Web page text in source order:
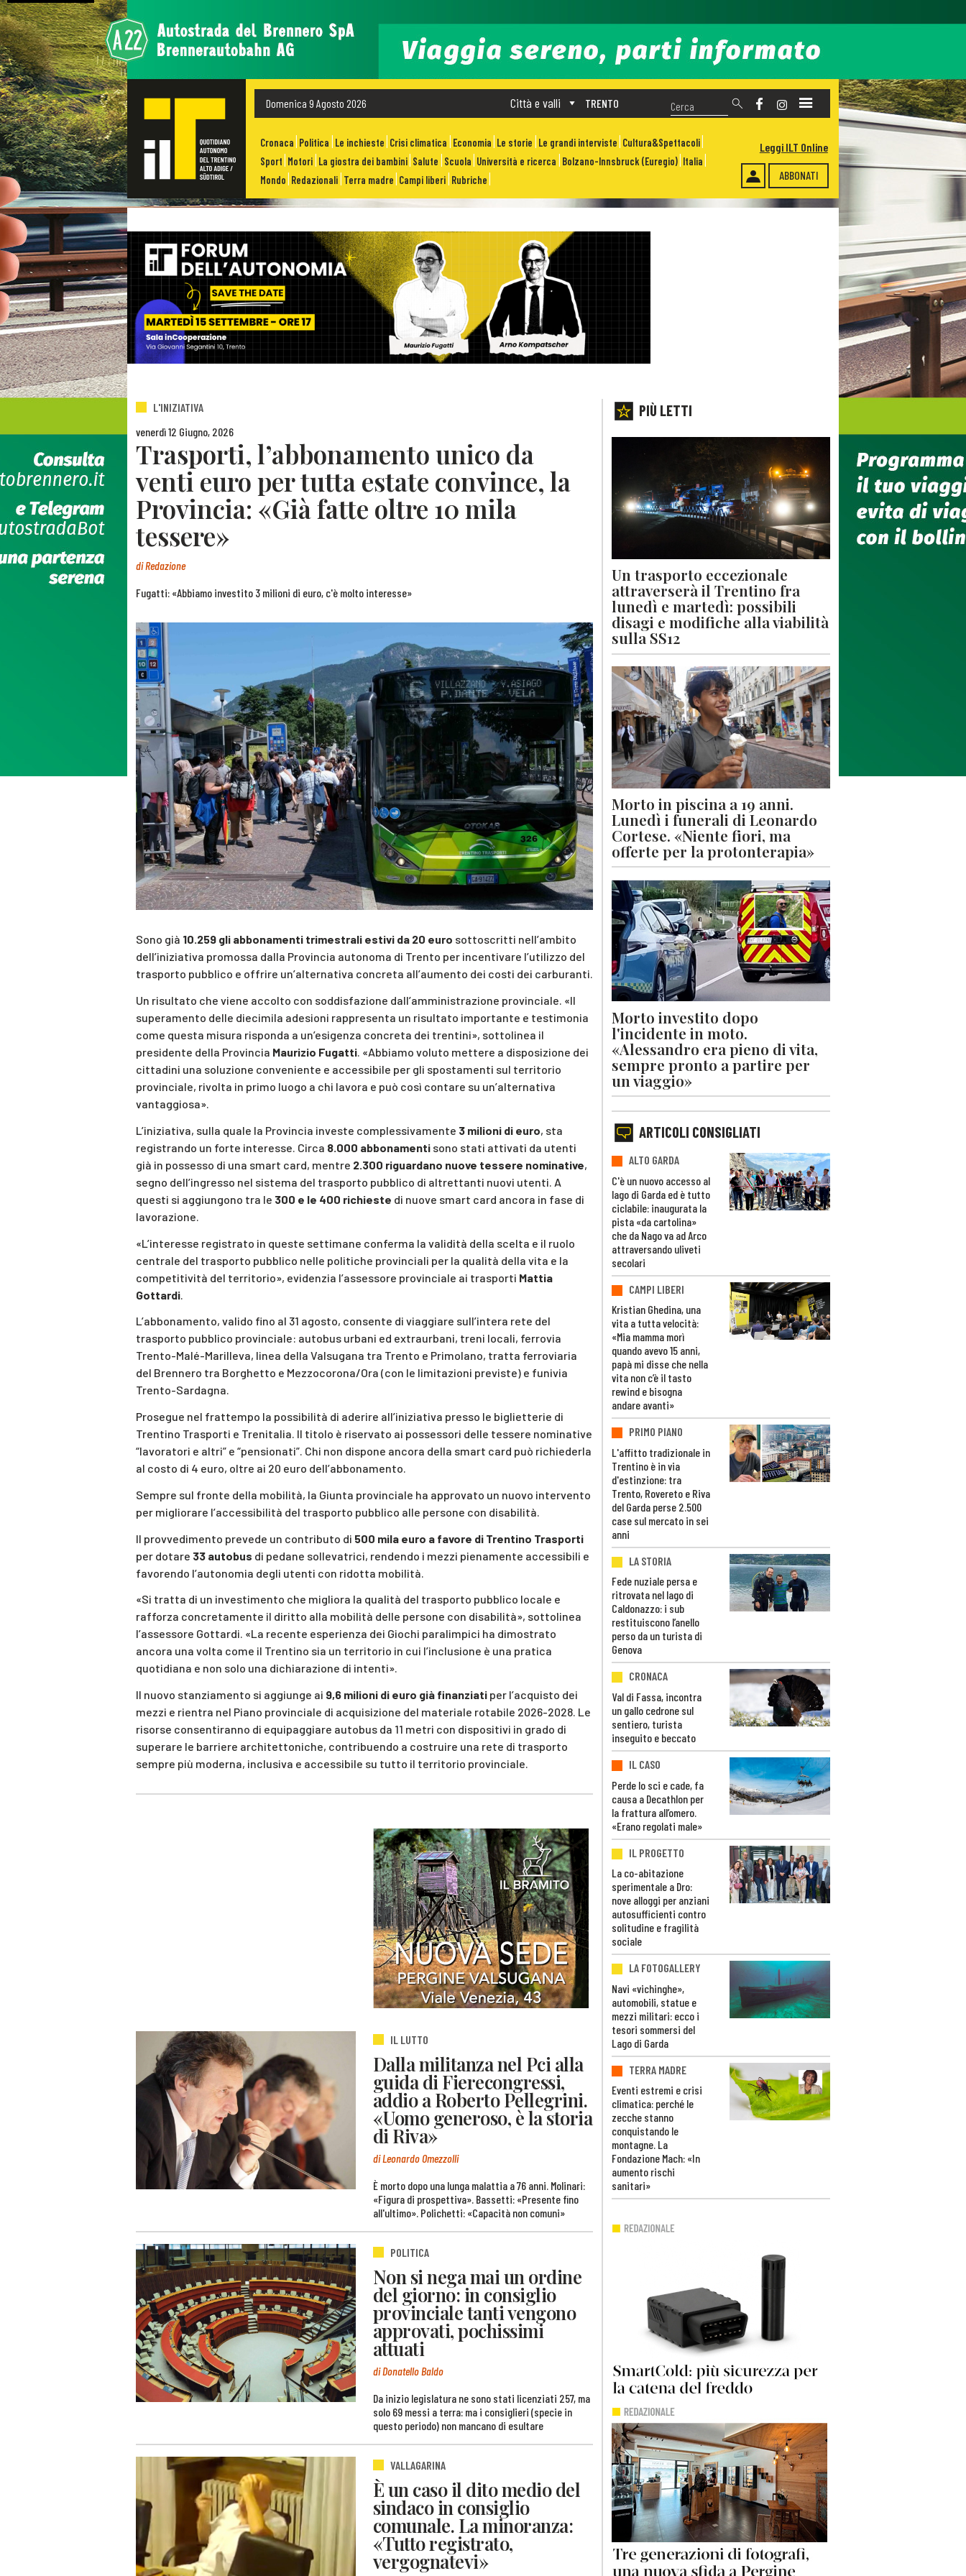
Domenica 9 Agosto 2026 TRENTO
Città e valli
Cronaca Politica Le inchieste Crisi climatica Economia Le storie Le grandi interviste Cultura&Spettacoli
Sport Motori La giostra dei bambini Salute Scuola Università e ricerca Bolzano-Innsbruck (Euregio) Italia
Mondo Redazionali Terra madre Campi liberi Rubriche ABBONATI
Leggi ILT Online
L'INIZIATIVA
venerdì 12 Giugno, 2026
Trasporti, l’abbonamento unico da
venti euro per tutta estate convince, la
Provincia: «Già fatte oltre 10 mila
tessere»
diRedazione
Fugatti: «Abbiamo investito 3 milioni di euro, c'è molto interesse»
Sono già 10.259 gli abbonamenti trimestrali estivi da 20 euro sottoscritti nell’ambito
dell’iniziativa promossa dalla Provincia autonoma di Trento per incentivare l’utilizzo del
trasporto pubblico e offrire un’alternativa concreta all’aumento dei costi dei carburanti.
Un risultato che viene accolto con soddisfazione dall’amministrazione provinciale. «Il
superamento delle diecimila adesioni rappresenta un risultato importante e testimonia
come questa misura risponda a un’esigenza concreta dei trentini», sottolinea il
presidente della Provincia Maurizio Fugatti. «Abbiamo voluto mettere a disposizione dei
cittadini una soluzione conveniente e accessibile per gli spostamenti sul territorio
provinciale, rivolta in primo luogo a chi lavora e può così contare su un’alternativa
vantaggiosa».
L’iniziativa, sulla quale la Provincia investe complessivamente 3 milioni di euro, sta
registrando un forte interesse. Circa 8.000 abbonamenti sono stati attivati da utenti
già in possesso di una smart card, mentre 2.300 riguardano nuove tessere nominative,
segno dell’ingresso nel sistema del trasporto pubblico di altrettanti nuovi utenti. A
questi si aggiungono tra le 300 e le 400 richieste di nuove smart card ancora in fase di
lavorazione.
«L’interesse registrato in queste settimane conferma la validità della scelta e il ruolo
centrale del trasporto pubblico nelle politiche provinciali per la qualità della vita e la
competitività del territorio», evidenzia l’assessore provinciale ai trasporti Mattia
Gottardi
L’abbonamento, valido fino al 31 agosto, consente di viaggiare sull’intera rete del
trasporto pubblico provinciale: autobus urbani ed extraurbani, treni locali, ferrovia
Trento-Malé-Marilleva, linea della Valsugana tra Trento e Primolano, tratta ferroviaria
del Brennero tra Borghetto e Mezzocorona/Ora (con le limitazioni previste) e funivia
Trento-Sardagna.
Prosegue nel frattempo la possibilità di aderire all’iniziativa presso le biglietterie di
Trentino Trasporti e Trenitalia. Il titolo è riservato ai possessori delle tessere nominative
“lavoratori e altri” e “pensionati”. Chi non dispone ancora della smart card può richiederla
al costo di 4 euro, oltre ai 20 euro dell’abbonamento.
Sempre sul fronte della mobilità, la Giunta provinciale ha approvato un nuovo intervento
per migliorare l’accessibilità del trasporto pubblico alle persone con disabilità.
Il provvedimento prevede un contributo di 500 mila euro a favore di Trentino Trasporti
per dotare 33 autobus di pedane sollevatrici, rendendo i mezzi pienamente accessibili e
favorendo l’autonomia degli utenti con ridotta mobilità.
«Si tratta di un investimento che migliora la qualità del trasporto pubblico locale e
rafforza concretamente il diritto alla mobilità delle persone con disabilità», sottolinea
l’assessore Gottardi. «La recente esperienza dei Giochi paralimpici ha dimostrato
ancora una volta come il Trentino sia un territorio in cui l’inclusione è una pratica
quotidiana e non solo una dichiarazione di intenti».
Il nuovo stanziamento si aggiunge ai 9,6 milioni di euro già finanziati per l’acquisto dei
mezzi e rientra nel Piano provinciale di acquisizione del materiale rotabile 2026-2028. Le
risorse consentiranno di equipaggiare autobus da 11 metri con dispositivi in grado di
superare le barriere architettoniche, contribuendo a costruire una rete di trasporto
sempre più moderna, inclusiva e accessibile su tutto il territorio provinciale.
IL LUTTO
Dalla militanza nel Pci alla
guida di Fierecongressi,
addio a Roberto Pellegrini.
«Uomo generoso, è la storia
di Riva»
di Leonardo Omezzolli
È morto dopo una lunga malattia a 76 anni. Molinari:
«Figura di prospettiva». Bassetti: «Presente fino
all'ultimo». Polichetti: «Capacità non comuni»
POLITICA
Non si nega mai un ordine
del giorno: in consiglio
provinciale tanti vengono
approvati, pochissimi
attuati
di Donatello Baldo
Da inizio legislatura ne sono stati licenziati 257, ma
solo 69 messi a terra: ma i consiglieri (specie in
questo periodo) non mancano di esultare
VALLAGARINA
È un caso il dito medio del
sindaco in consiglio
comunale. La minoranza:
«Tutto registrato,
vergognatevi»
PIÙ LETTI
Un trasporto eccezionale
attraverserà il Trentino fra
lunedì e martedì: possibili
disagi e modifiche alla viabilità
sulla SS12
Morto in piscina a 19 anni.
Lunedì i funerali di Leonardo
Cortese. «Niente fiori, ma
offerte per la protonterapia»
Morto investito dopo
l'incidente in moto.
«Alessandro era pieno di vita,
sempre pronto a partire per
un viaggio»
ARTICOLI CONSIGLIATI
ALTO GARDA
C'è un nuovo accesso al
lago di Garda ed è tutto
ciclabile: inaugurata la
pista «da cartolina»
che da Nago va ad Arco
attraversando uliveti
secolari
CAMPI LIBERI
Kristian Ghedina, una
vita a tutta velocità:
«Mia mamma morì
quando avevo 15 anni,
papà mi disse che nella
vita non c’è il tasto
rewind e bisogna
andare avanti»
PRIMO PIANO
L'affitto tradizionale in
Trentino è in via
d'estinzione: tra
Trento, Rovereto e Riva
del Garda perse 2.500
case sul mercato in sei
anni
LA STORIA
Fede nuziale persa e
ritrovata nel lago di
Caldonazzo: i sub
restituiscono l’anello
perso da un turista di
Genova
CRONACA
Val di Fassa, incontra
un gallo cedrone sul
sentiero, turista
inseguito e beccato
IL CASO
Perde lo sci e cade, fa
causa a Decathlon per
la frattura all’omero.
«Erano regolati male»
IL PROGETTO
La co-abitazione
sperimentale a Dro:
nove alloggi per anziani
autosufficienti contro
solitudine e fragilità
sociale
LA FOTOGALLERY
Navi «vichinghe»,
automobili, statue e
mezzi militari: ecco i
tesori sommersi del
Lago di Garda
TERRA MADRE
Eventi estremi e crisi
climatica: perché le
zecche stanno
conquistando le
montagne. La
Fondazione Mach: «In
aumento rischi
sanitari»